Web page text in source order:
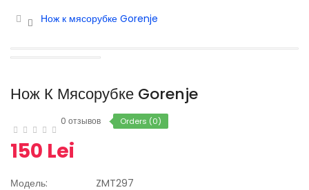
Нож к мясорубке Gorenje
Нож К Мясорубке Gorenje
0 отзывов Orders (0)
150 Lei
Модель:
ZMT297